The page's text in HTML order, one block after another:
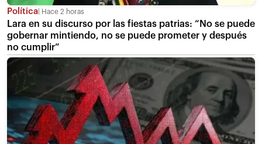
Política Hace 2 horas
Lara en su discurso por las fiestas patrias: “No se puede
gobernar mintiendo, no se puede prometer y después
no cumplir”